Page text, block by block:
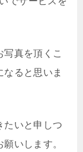
真を頂くこ
ると思いま
たいと申しつ
いします。